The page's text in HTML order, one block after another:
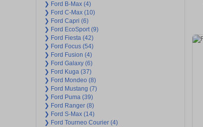
❯ Ford B-Max (4)
❯ Ford C-Max (10)
❯ Ford Capri (6)
❯ Ford EcoSport (9)
❯ Ford Fiesta (42)
❯ Ford Focus (54)
❯ Ford Fusion (4)
❯ Ford Galaxy (6)
❯ Ford Kuga (37)
❯ Ford Mondeo (8)
❯ Ford Mustang (7)
❯ Ford Puma (39)
❯ Ford Ranger (8)
❯ Ford S-Max (14)
❯ Ford Tourneo Courier (4)